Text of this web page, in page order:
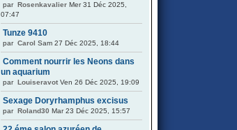
par Rosenkavalier Mer 31 Déc 2025,
07:47
Tunze 9410
par Carol Sam 27 Déc 2025, 18:44
Comment nourrir les Neons dans
un aquarium
par Louiseravot Ven 26 Déc 2025, 19:09
Sexage Doryrhamphus excisus
par Roland30 Mar 23 Déc 2025, 15:57